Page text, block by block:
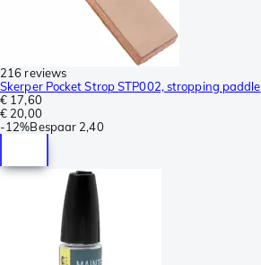
216 reviews
Skerper Pocket Strop STP002, stropping paddle
€ 17,60
€ 20,00
-12%Bespaar 2,40